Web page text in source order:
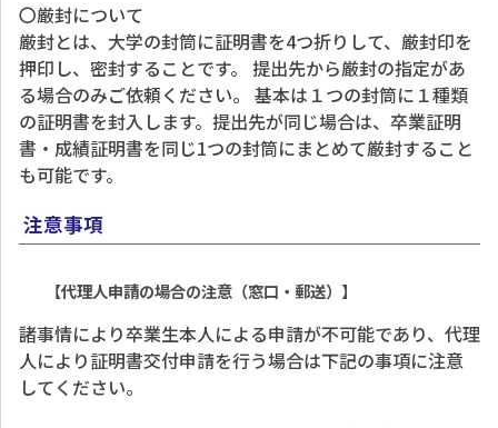
〇厳封について
厳封とは、大学の封筒に証明書を4つ折りして、厳封印を
押印し、密封することです。 提出先から厳封の指定があ
る場合のみご依頼ください。 基本は１つの封筒に１種類
の証明書を封入します。提出先が同じ場合は、卒業証明
書・成績証明書を同じ1つの封筒にまとめて厳封すること
も可能です。
注意事項
【代理人申請の場合の注意（窓口・郵送）】
諸事情により卒業生本人による申請が不可能であり、代理
人により証明書交付申請を行う場合は下記の事項に注意
してください。